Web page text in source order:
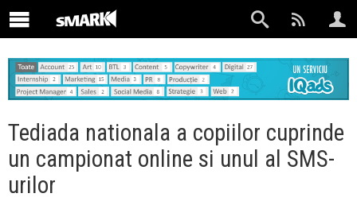
Tediada nationala a copiilor cuprinde
un campionat online si unul al SMS-
urilor